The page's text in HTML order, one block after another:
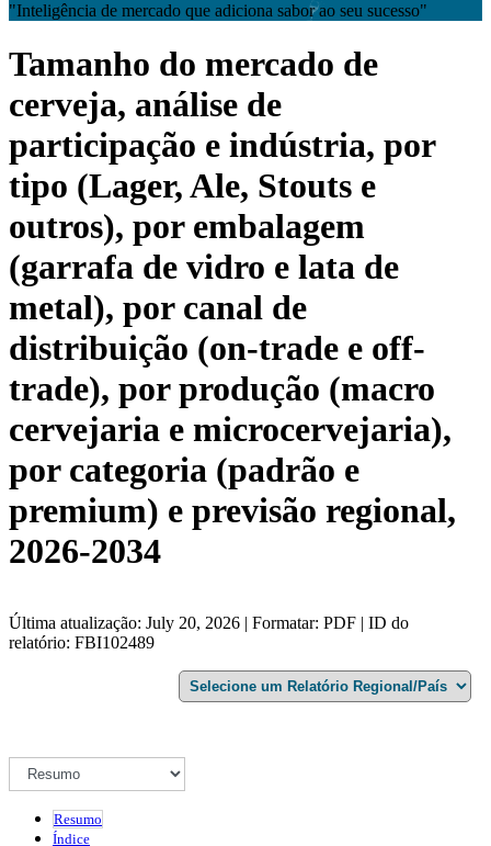
"Inteligência de mercado que adiciona sabor ao seu sucesso"
Tamanho do mercado de
cerveja, análise de
participação e indústria, por
tipo (Lager, Ale, Stouts e
outros), por embalagem
(garrafa de vidro e lata de
metal), por canal de
distribuição (on-trade e off-
trade), por produção (macro
cervejaria e microcervejaria),
por categoria (padrão e
premium) e previsão regional,
2026-2034
Última atualização: July 20, 2026 | Formatar: PDF | ID do
relatório: FBI102489
Resumo
Índice